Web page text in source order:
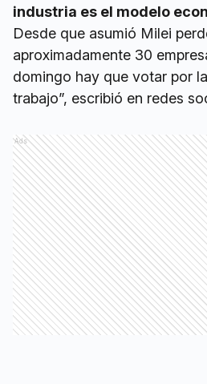
industria es el modelo
Desde que asumió Milei
aproximadamente 30
domingo hay que votar por
trabajo”, escribió en redes
Ads